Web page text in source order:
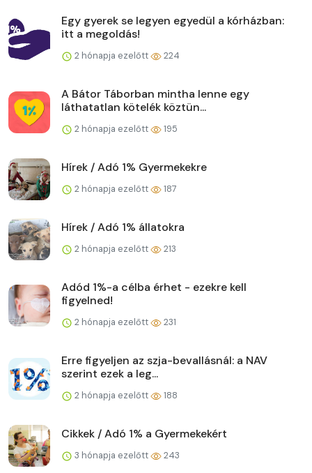
Egy gyerek se legyen egyedül a kórházban:
itt a megoldás!
2 hónapja ezelőtt 224
A Bátor Táborban mintha lenne egy
láthatatlan kötelék köztün...
2 hónapja ezelőtt 195
Hírek / Adó 1% Gyermekekre
2 hónapja ezelőtt 187
Hírek / Adó 1% állatokra
2 hónapja ezelőtt 213
Adód 1%-a célba érhet - ezekre kell
figyelned!
2 hónapja ezelőtt 231
Erre figyeljen az szja-bevallásnál: a NAV
szerint ezek a leg...
2 hónapja ezelőtt 188
Cikkek / Adó 1% a Gyermekekért
3 hónapja ezelőtt 243